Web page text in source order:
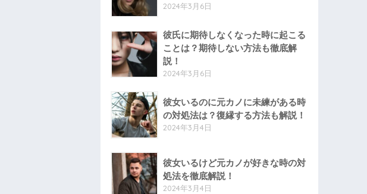
2024年3月6日
彼氏に期待しなくなった時に起こる
ことは？期待しない方法も徹底解
説！
2024年3月6日
彼女いるのに元カノに未練がある時
の対処法は？復縁する方法も解説！
2024年3月4日
彼女いるけど元カノが好きな時の対
処法を徹底解説！
2024年3月4日